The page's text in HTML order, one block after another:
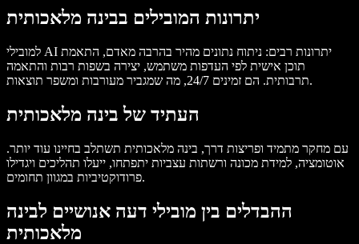
יתרונות המובילים בבינה מלאכותית
למובילי AI יתרונות רבים: ניתוח נתונים מהיר בהרבה מאדם, התאמת
תוכן אישית לפי העדפות משתמש, יצירה בשפות רבות והתאמה
תרבותית. הם זמינים 24/7, מה שמגביר מעורבות ומשפר תוצאות.
העתיד של בינה מלאכותית
עם מחקר מתמיד ופריצות דרך, בינה מלאכותית תשתלב בחיינו עוד יותר.
אוטומציה, למידת מכונה ורשתות עצביות יתפתחו, ייעלו תהליכים ויגדילו
פרודוקטיביות במגוון תחומים.
ההבדלים בין מובילי דעה אנושיים לבינה
מלאכותית